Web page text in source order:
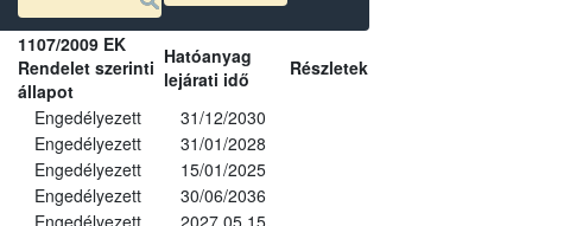
1107/2009 EK
Rendelet szerinti
állapot
Hatóanyag
lejárati idő
Részletek
Engedélyezett
31/12/2030
Engedélyezett
31/01/2028
Engedélyezett
15/01/2025
Engedélyezett
30/06/2036
Engedélyezett
2027.05.15.